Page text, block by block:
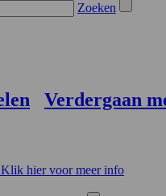
Zoeken
Verdergaan
hier voor meer info